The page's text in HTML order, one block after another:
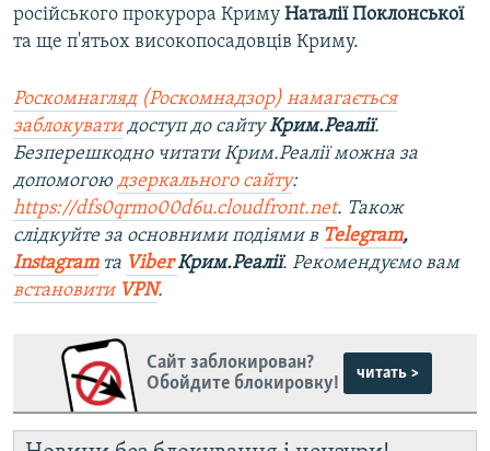
російського прокурора Криму Наталії Поклонської
та ще п'ятьох високопосадовців Криму.
Роскомнагляд (Роскомнадзор) намагається
заблокуватидоступ до сайтуКрим.Реалії.
Безперешкодно читати Крим.Реалії можна за
допомогою дзеркального сайту:
https://dfs0qrmo00d6u.cloudfront.net. Також
слідкуйте за основними подіями в Telegram,
Instagramта ViberКрим.Реалії. Рекомендуємо вам
встановити VPN.
Сайт заблокирован?
Обойдите блокировку!
читать >